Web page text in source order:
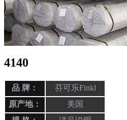
4140
品 牌：
芬可乐Finkl
原产地：
美国